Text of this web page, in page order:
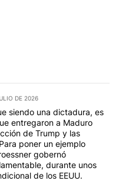
DE 2026
siendo una dictadura, es
entregaron a Maduro
de Trump y las
poner un ejemplo
gobernó
durante unos
de los EEUU.